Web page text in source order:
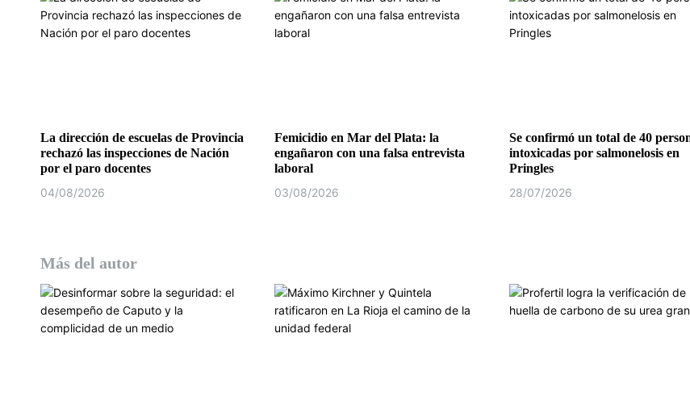
e
a
d
a
La dirección de escuelas de Provincia
rechazó las inspecciones de Nación
por el paro docentes
04/08/2026
Femicidio en Mar del Plata: la
engañaron con una falsa entrevista
laboral
03/08/2026
Se confirmó un total de 40
intoxicadas por salmonelosis en
Pringles
28/07/2026
Más del autor